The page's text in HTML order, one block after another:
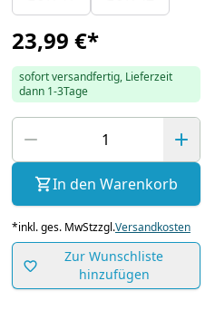
23,99 €*
sofort versandfertig, Lieferzeit
dann 1-3Tage
In den Warenkorb
*inkl. ges. MwStzzgl.Versandkosten
Zur Wunschliste
hinzufügen